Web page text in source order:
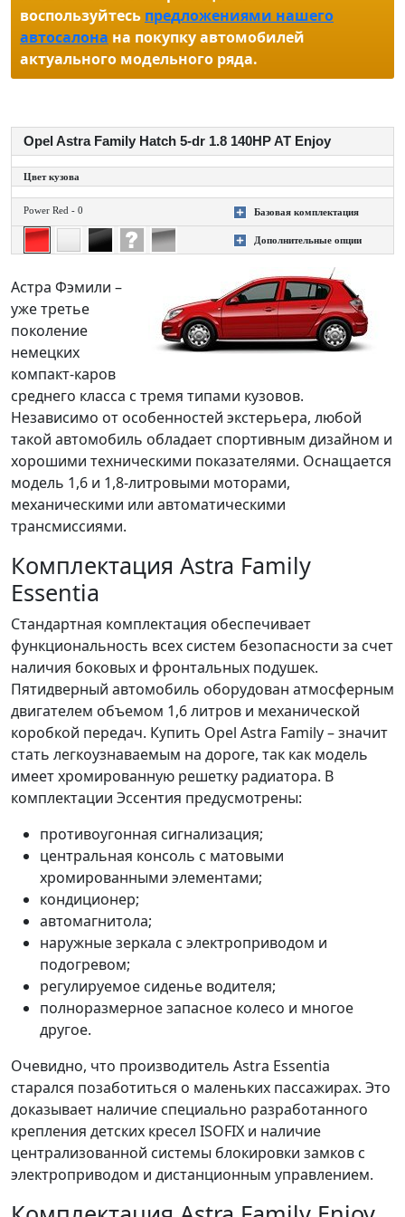
воспользуйтесь предложениями нашего
автосалона на покупку автомобилей
актуального модельного ряда.
Opel Astra Family Hatch 5-dr 1.8 140HP AT Enjoy
Цвет кузова
Power Red - 0
Базовая комплектация
Дополнительные опции
Астра Фэмили –
уже третье
поколение
немецких
компакт-каров
среднего класса с тремя типами кузовов.
Независимо от особенностей экстерьера, любой
такой автомобиль обладает спортивным дизайном и
хорошими техническими показателями. Оснащается
модель 1,6 и 1,8-литровыми моторами,
механическими или автоматическими
трансмиссиями.
Комплектация Astra Family
Essentia
Стандартная комплектация обеспечивает
функциональность всех систем безопасности за счет
наличия боковых и фронтальных подушек.
Пятидверный автомобиль оборудован атмосферным
двигателем объемом 1,6 литров и механической
коробкой передач. Купить Opel Astra Family – значит
стать легкоузнаваемым на дороге, так как модель
имеет хромированную решетку радиатора. В
комплектации Эссентия предусмотрены:
противоугонная сигнализация;
центральная консоль с матовыми
хромированными элементами;
кондиционер;
автомагнитола;
наружные зеркала с электроприводом и
подогревом;
регулируемое сиденье водителя;
полноразмерное запасное колесо и многое
другое.
Очевидно, что производитель Astra Essentia
старался позаботиться о маленьких пассажирах. Это
доказывает наличие специально разработанного
крепления детских кресел ISOFIX и наличие
централизованной системы блокировки замков с
электроприводом и дистанционным управлением.